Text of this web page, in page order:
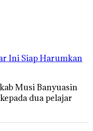
Ini Siap Harumkan
Musi Banyuasin
dua pelajar